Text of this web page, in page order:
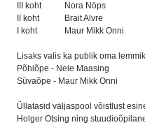
III koht Nora Nöps
II koht Brait Alvre
I koht Maur Mikk Onni
Lisaks valis ka publik oma
Põhiõpe - Nele Maasing
Süvaõpe - Maur Mikk Onni
Üllatasid väljaspool võistlust
Holger Otsing ning